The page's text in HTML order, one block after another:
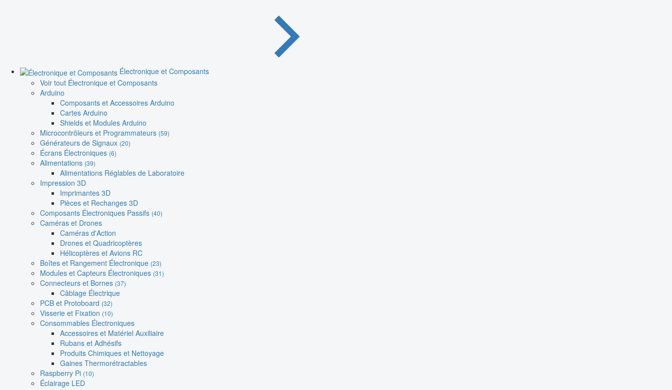
Électronique et Composants
Voir tout Électronique et Composants
Arduino
Composants et Accessoires Arduino
Cartes Arduino
Shields et Modules Arduino
Microcontrôleurs et Programmateurs (59)
Générateurs de Signaux (20)
Écrans Électroniques (6)
Alimentations (39)
Alimentations Réglables de Laboratoire
Impression 3D
Imprimantes 3D
Pièces et Rechanges 3D
Composants Électroniques Passifs (40)
Caméras et Drones
Caméras d'Action
Drones et Quadricoptères
Hélicoptères et Avions RC
Boîtes et Rangement Électronique (23)
Modules et Capteurs Électroniques (31)
Connecteurs et Bornes (37)
Câblage Électrique
PCB et Protoboard (32)
Visserie et Fixation (10)
Consommables Électroniques
Accessoires et Matériel Auxiliaire
Rubans et Adhésifs
Produits Chimiques et Nettoyage
Gaines Thermorétractables
Raspberry Pi (10)
Éclairage LED